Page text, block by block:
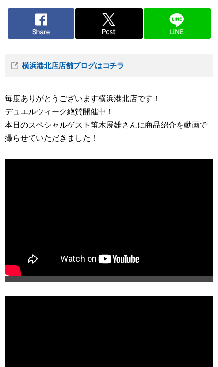
横浜港北店店舗ブログはコチラ
毎度ありがとうございます横浜港北店です！
デュエルウィーク絶賛開催中！
本日のスペシャルゲスト笛木展雄さんに商品紹介を動画で
撮らせていただきました！